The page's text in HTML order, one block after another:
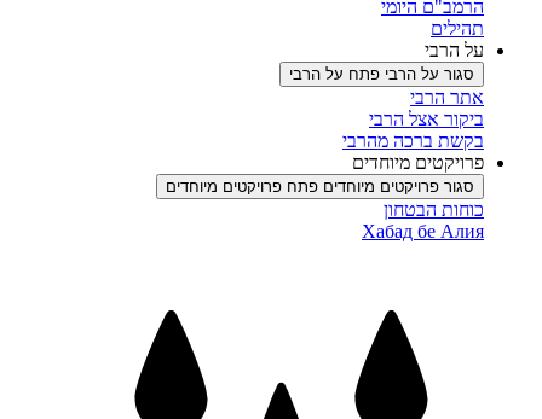
הרמב"ם היומי
תהילים
על הרבי
סגור על הרבי פתח על הרבי
אתר הרבי
ביקור אצל הרבי
בקשת ברכה מהרבי
פרויקטים מיוחדים
סגור פרויקטים מיוחדים פתח פרויקטים מיוחדים
כוחות הבטחון
Хабад бе Алия